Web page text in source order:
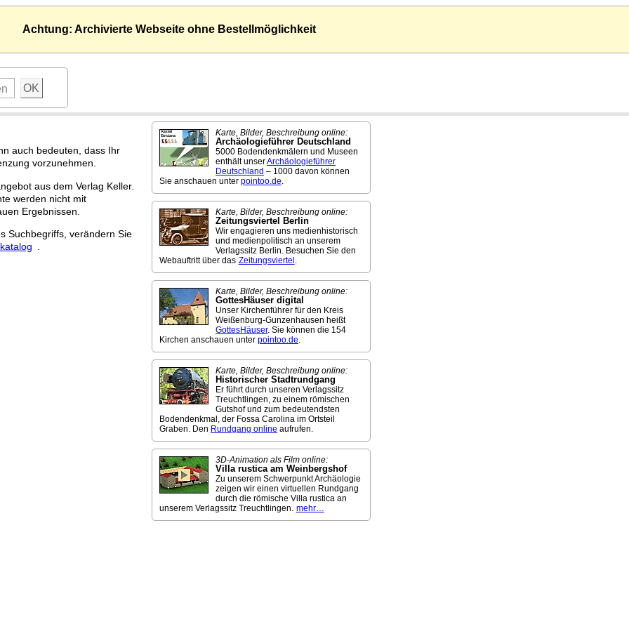
Achtung: Archivierte Webseite ohne Bestellmöglichkeit
auch bedeuten, dass Ihr
vorzunehmen.
aus dem Verlag Keller.
werden nicht mit
Ergebnissen.
Suchbegriffs, verändern Sie
Karte, Bilder, Beschreibung online:
Archäologieführer Deutschland
5000 Bodendenkmälern und Museen
enthält unserArchäologieführer
Deutschland – 1000 davon können
Sie anschauen unterpointoo.de.
Karte, Bilder, Beschreibung online:
Zeitungsviertel Berlin
Wir engagieren uns medienhistorisch
und medienpolitisch an unserem
Verlagssitz Berlin. Besuchen Sie den
Webauftritt über das Zeitungsviertel .
Karte, Bilder, Beschreibung online:
GottesHäuser digital
Unser Kirchenführer für den Kreis
Weißenburg-Gunzenhausen heißt
GottesHäuser. Sie können die 154
Kirchen anschauen unterpointoo.de.
Karte, Bilder, Beschreibung online:
Historischer Stadtrundgang
Er führt durch unseren Verlagssitz
Treuchtlingen, zu einem römischen
Gutshof und zum bedeutendsten
Bodendenkmal, der Fossa Carolina im Ortsteil
Graben. Den Rundgang online aufrufen.
3D-Animation als Film online:
Villa rustica am Weinbergshof
Zu unserem Schwerpunkt Archäologie
zeigen wir einen virtuellen Rundgang
durch die römische Villa rustica an
unserem Verlagssitz Treuchtlingen. mehr…